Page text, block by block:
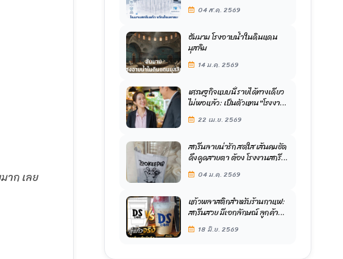
าก เลย
เลือกใช้ตั้งแต่วันแรก
04 ส.ค. 2569
ฮัมมาม โรงอาบน้ำในดินแดน
มุสลิม
14 ม.ค. 2569
เศรษฐกิจแบบนี้ รายได้ทางเดียว
ไม่พอแล้ว: เป็นตัวแทน "โรงงาน
สกรีนแก้วขวัญใจมหาชน" ขาย
แก้วพร้อมสกรีนดีอย่างไร
22 เม.ย. 2569
สกรีนลายน่ารัก สดใส เส้นคมชัด
ดึงดูดสายตา ต้อง โรงงานสกรีน
แก้วขวัญใจมหาชน มืออาชีพด้าน
การออกแบบแก้ว
04 ม.ค. 2569
แก้วพลาสติกสำหรับร้านกาแฟ:
สกรีนสวย มีเอกลักษณ์ ลูกค้าจำ
ได้ทันที18 มิ.ย. 2569